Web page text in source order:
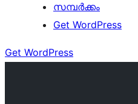
സമ്പര്‍ക്കം
Get WordPress
Get WordPress